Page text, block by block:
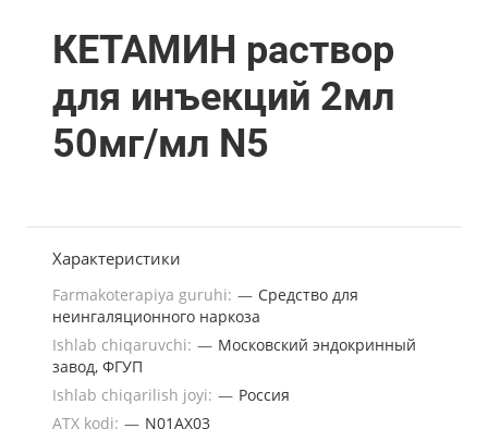
КЕТАМИН раствор
для инъекций 2мл
50мг/мл N5
Характеристики
Farmakoterapiya guruhi: — Средство для
неингаляционного наркоза
Ishlab chiqaruvchi: — Московский эндокринный
завод, ФГУП
Ishlab chiqarilish joyi: — Россия
ATX kodi: — N01AX03